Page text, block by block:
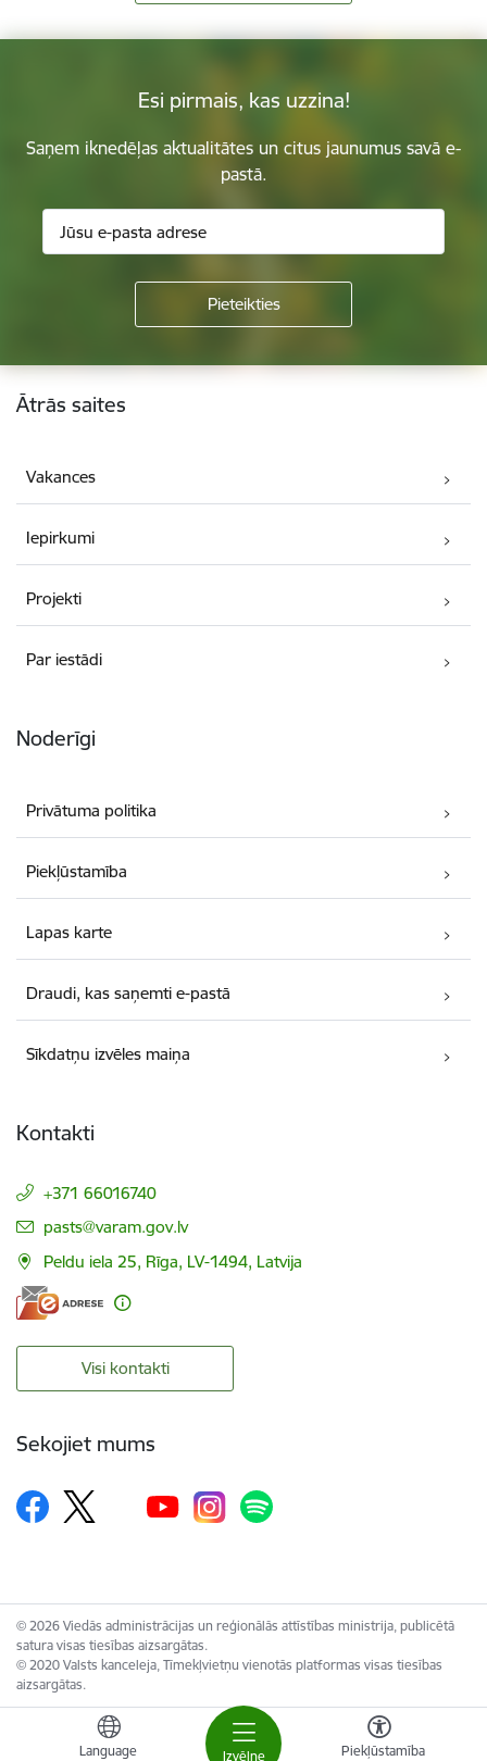
Izvēlne
Language Piekļūstamība
Esi pirmais, kas uzzina!
Saņem iknedēļas aktualitātes un citus jaunumus savā e-
pastā.
Kājene
Ātrās saites
Vakances
Iepirkumi
Projekti
Par iestādi
Noderīgi
Privātuma politika
Piekļūstamība
Lapas karte
Draudi, kas saņemti e-pastā
Sīkdatņu izvēles maiņa
Kontakti
+371 66016740
E-pasts:
pasts@varam.gov.lv
Peldu iela 25, Rīga, LV-1494, Latvija
Visi kontakti
Sekojiet mums
© 2026 Viedās administrācijas un reģionālās attīstības ministrija, publicētā
satura visas tiesības aizsargātas.
© 2020 Valsts kanceleja, Tīmekļvietņu vienotās platformas visas tiesības
aizsargātas.